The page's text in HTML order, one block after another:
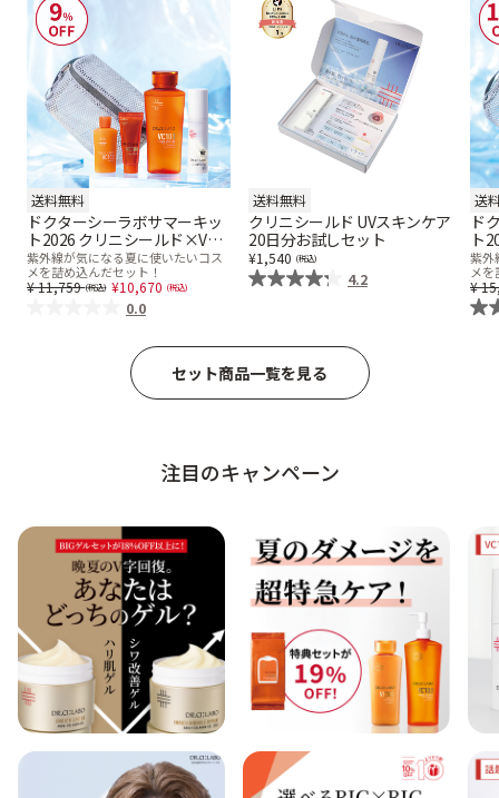
送料無料
ドクターシーラボサマーキッ
ト2026 クリニシールド×VC
ローション 150mLセット
紫外線が気になる夏に使いたいコス
メを詰め込んだセット！
Price reduced from
11,759to
10,670
0.0
送料無料
クリニシールド UVスキンケア
20日分お試しセット
1,540
4.2
送
ド
ト
ロ
紫外
メを
セット商品一覧を見る
注目のキャンペーン